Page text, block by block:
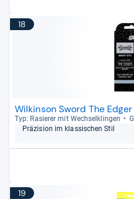
18
Wilkinson Sword The
Typ: Rasie­rer mit Wech­sel­klin­gen
Prä­zi­sion im klas­si­schen Stil
19